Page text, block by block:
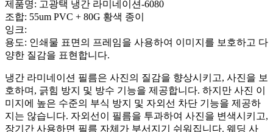
제품명: 고광택 냉간 라미네이션-6080
조합: 55um PVC + 80G 황색 종이
잉크:
용도: 인쇄물 표면의 프레임을 사용하여 이미지를 보호하고 다
양한 질감을 표현합니다.
냉간 라미네이션 필름은 사진의 질감을 향상시키고, 사진을 보
호하며, 긁힘 방지 및 방수 기능을 제공합니다. 하지만 사진 이
미지에 높은 수준의 부식 방지 및 자외선 차단 기능을 제공하
지는 않습니다. 자외선이 필름을 투과하여 사진을 변색시키고,
장기간 사용하면 필름 자체가 부서지기 쉬워집니다. 웨딩 사